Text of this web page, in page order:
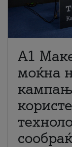
A1
моќна